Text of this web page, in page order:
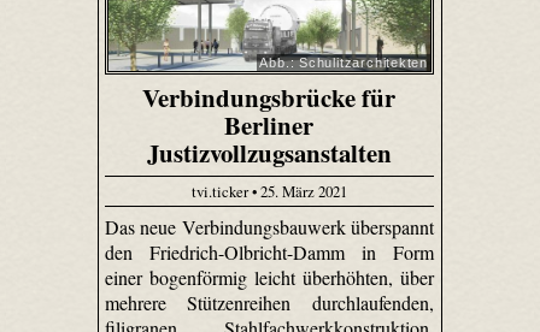
Abb.: Schulitzarchitekten
Verbindungsbrücke für
Berliner
Justizvollzugsanstalten
tvi.ticker • 25. März 2021
Das neue Verbindungsbauwerk überspannt
den Friedrich-Olbricht-Damm in Form
einer bogenförmig leicht überhöhten, über
mehrere Stützenreihen durchlaufenden,